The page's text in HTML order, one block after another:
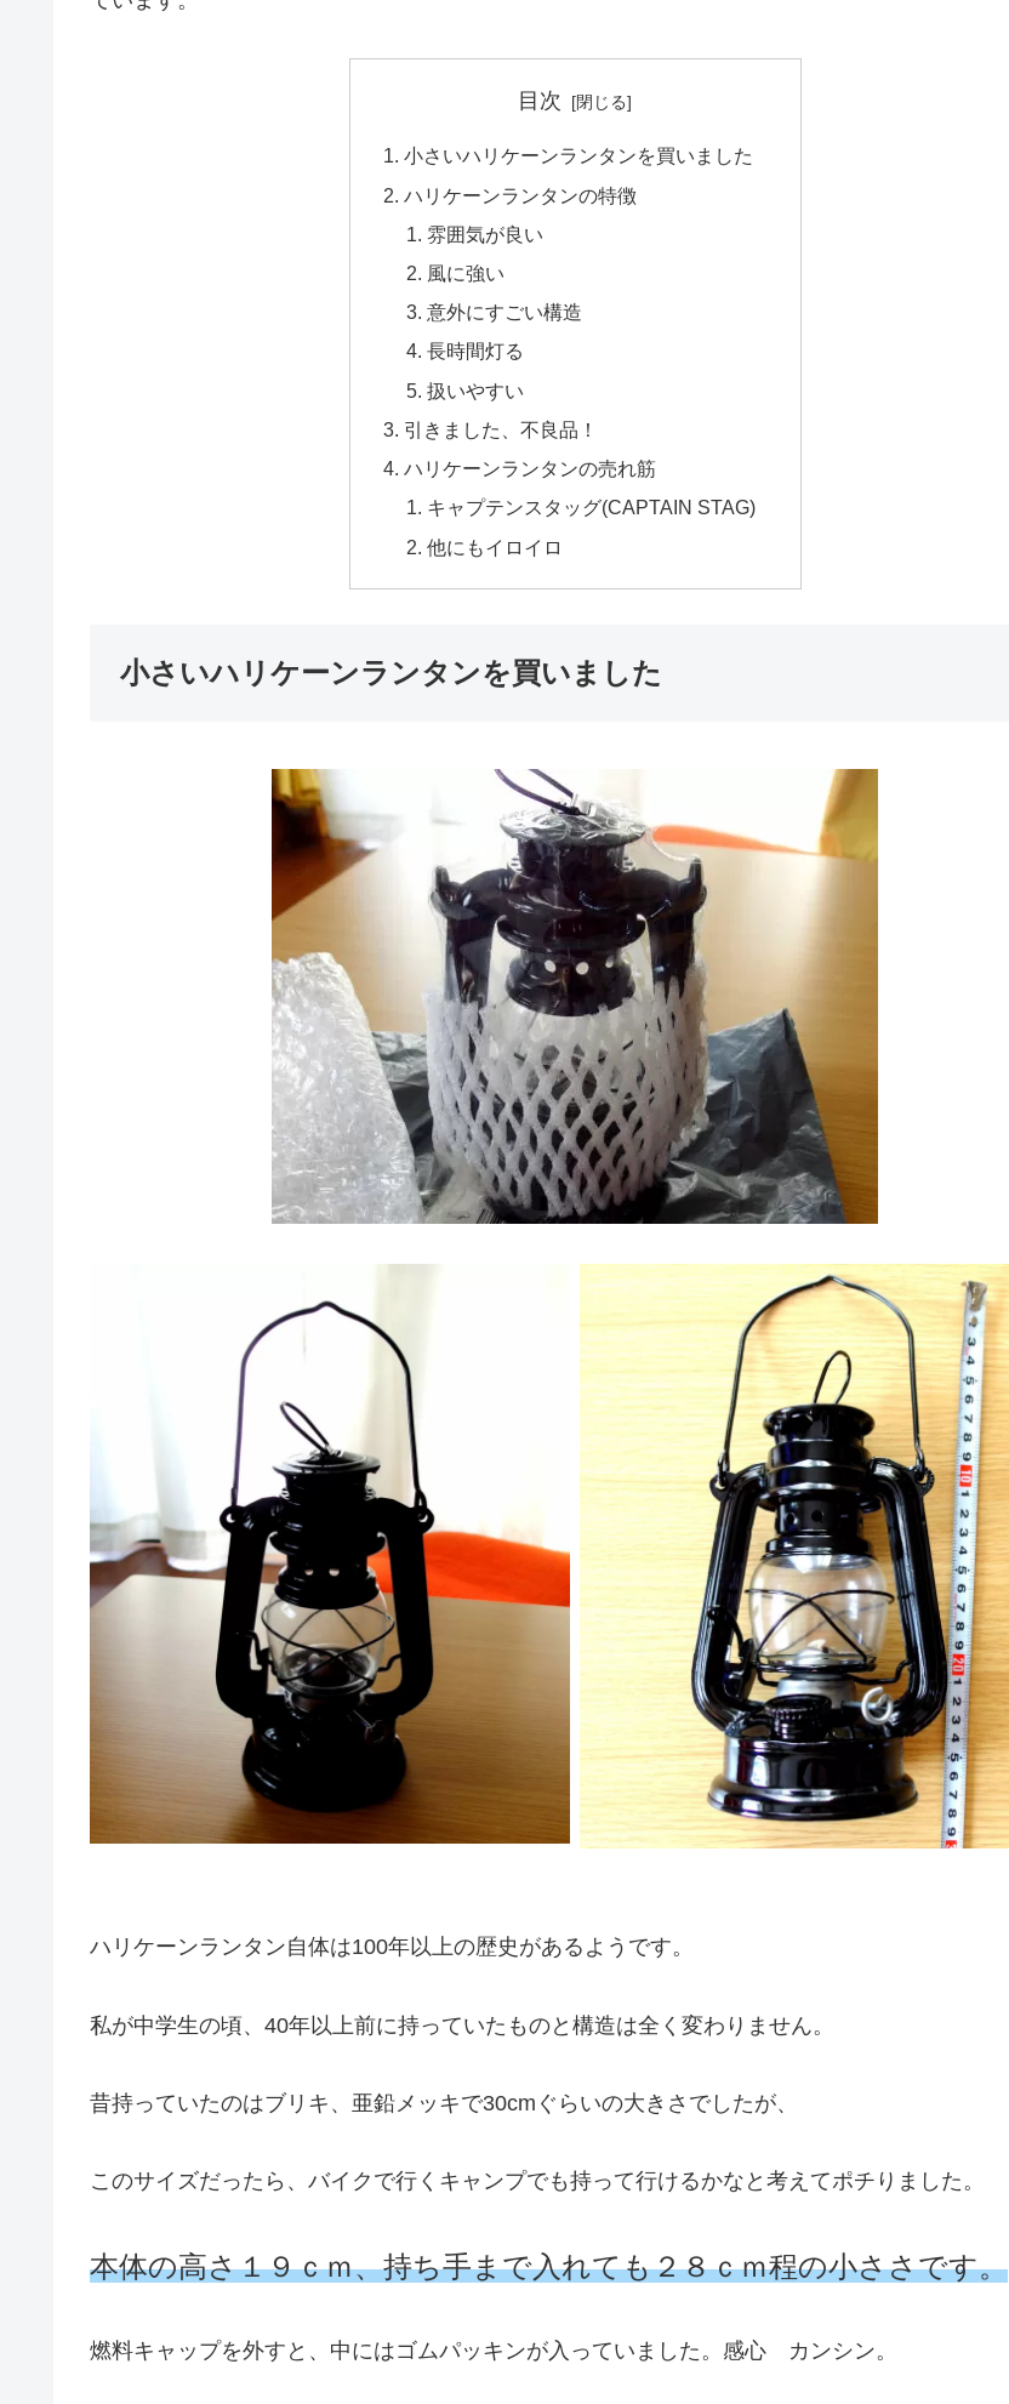
目次
小さいハリケーンランタンを買いました
ハリケーンランタンの特徴
雰囲気が良い
風に強い
意外にすごい構造
長時間灯る
扱いやすい
引きました、不良品！
ハリケーンランタンの売れ筋
キャプテンスタッグ(CAPTAIN STAG)
他にもイロイロ
小さいハリケーンランタンを買いました
ハリケーンランタン自体は100年以上の歴史があるようです。
私が中学生の頃、40年以上前に持っていたものと構造は全く変わりません。
昔持っていたのはブリキ、亜鉛メッキで30cmぐらいの大きさでしたが、
このサイズだったら、バイクで行くキャンプでも持って行けるかなと考えてポチりました。
本体の高さ１９ｃｍ、持ち手まで入れても２８ｃｍ程の小ささです。
燃料キャップを外すと、中にはゴムパッキンが入っていました。感心 カンシン。